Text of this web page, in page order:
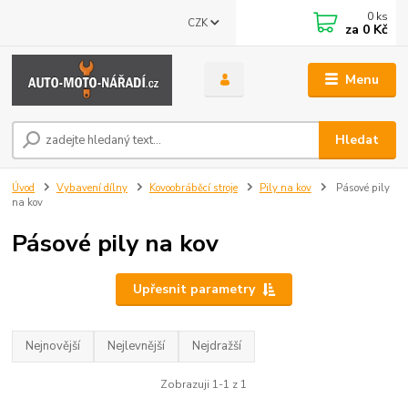
Menu
CZK
Hledat
0 ks
za 0 Kč
Úvod Vybavení dílny Kovoobráběcí stroje Pily na kov
Pásové pily
na kov
Pásové pily na kov
Upřesnit parametry
Nejnovější Nejlevnější Nejdražší
Zobrazuji 1-1 z 1